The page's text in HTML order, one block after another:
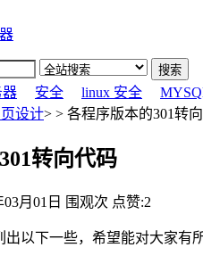
搜索
器 安全 linux 安全
页设计> > 各程序版本的301转
转向代码
03月01日 围观次 点赞:2
出以下一些，希望能对大家有